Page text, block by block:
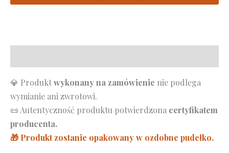
diamentem
–
585
💎 Produktwykonany na zamówienie nie podlega
wymianie ani zwrotowi.
📜 Autentyczność produktu potwierdzona certyfikatem
producenta.
🎁 Produkt zostanie opakowany w ozdobne pudełko.